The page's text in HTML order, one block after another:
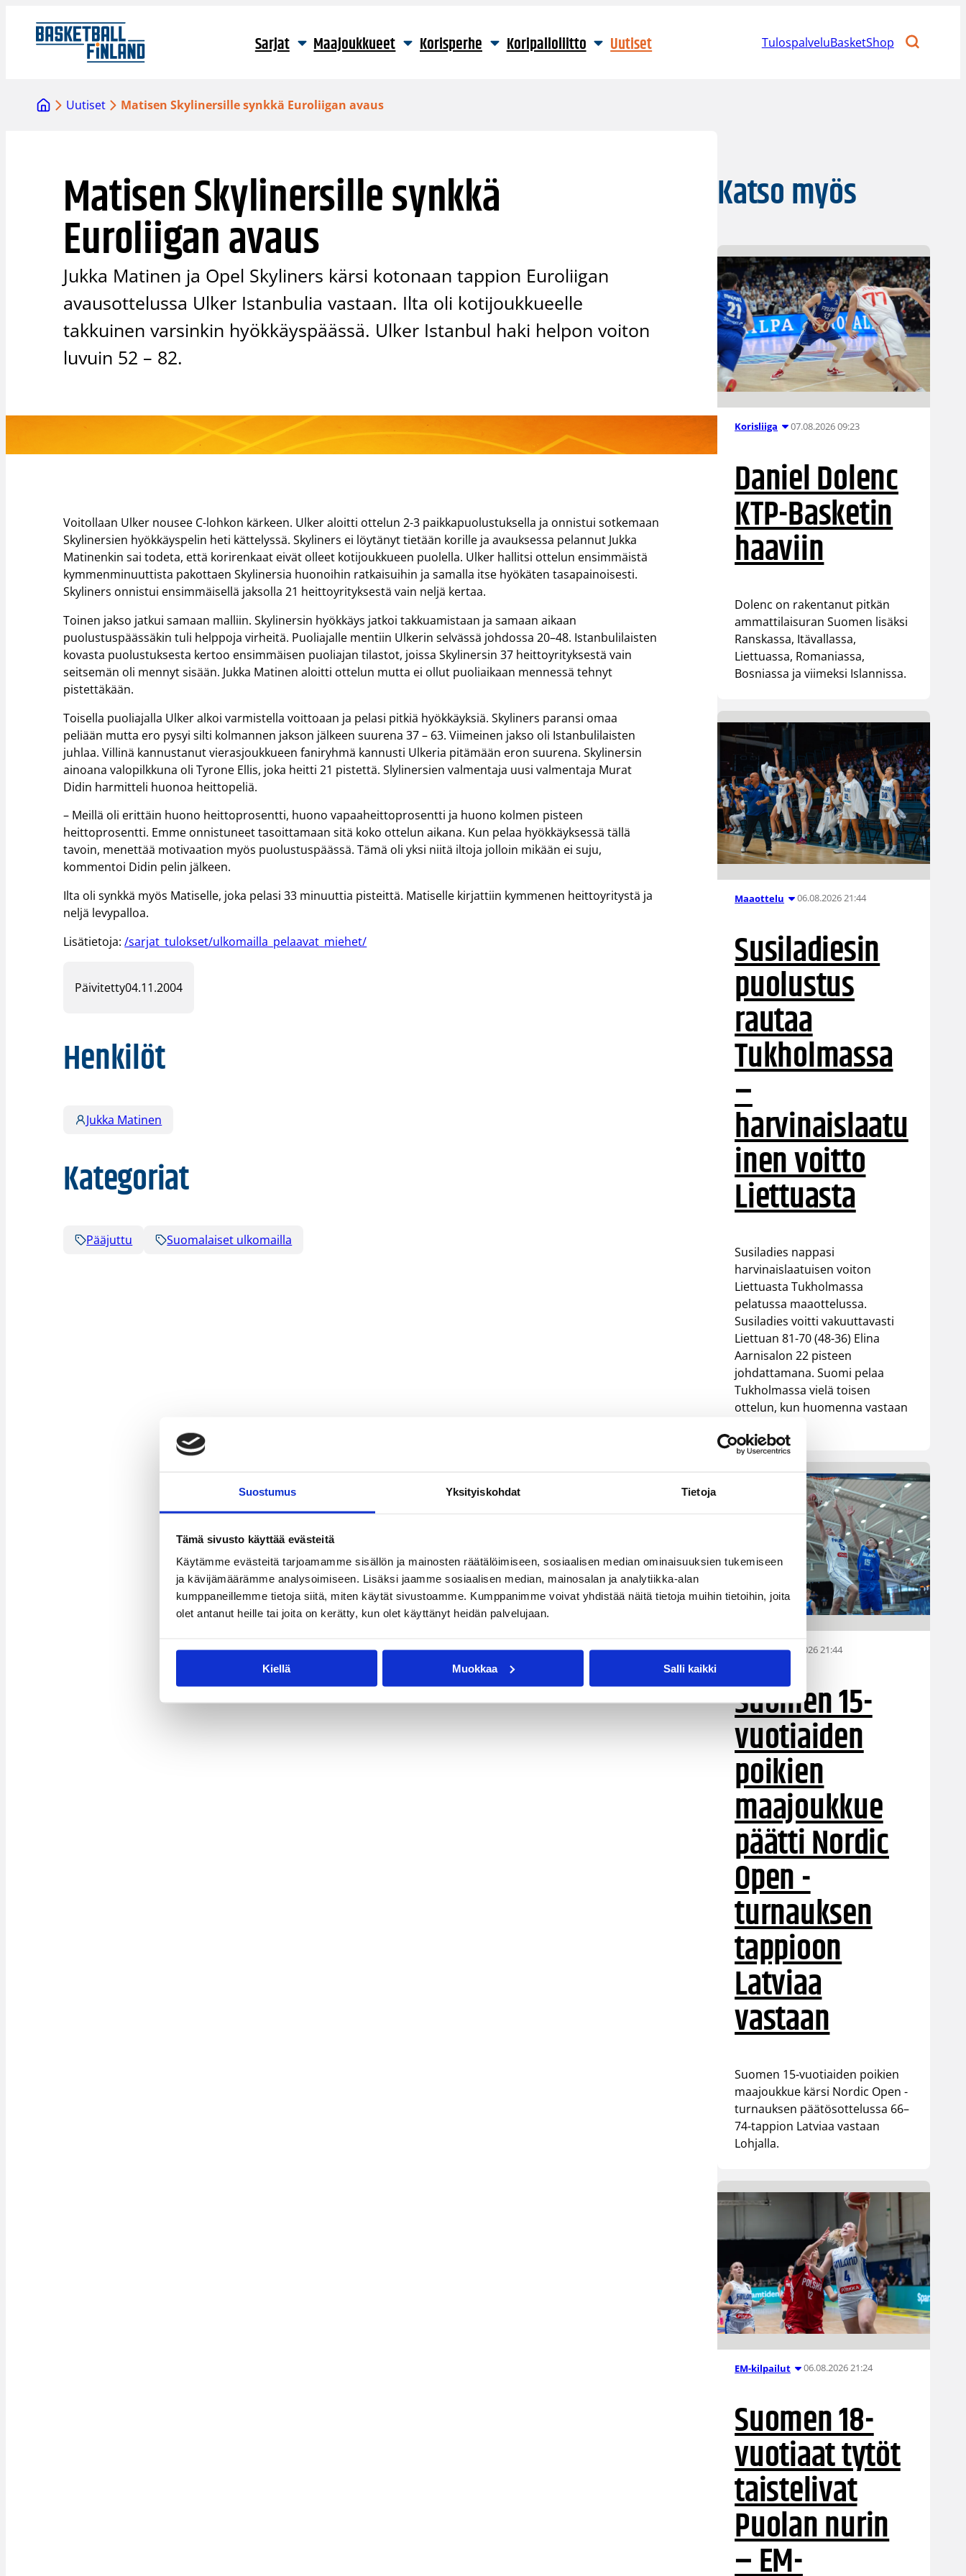
Suostumus Yksityiskohdat Tietoja
Tämä sivusto käyttää evästeitä
Käytämme evästeitä tarjoamamme sisällön ja mainosten räätälöimiseen, sosiaalisen median ominaisuuksien tukemiseen
ja kävijämäärämme analysoimiseen. Lisäksi jaamme sosiaalisen median, mainosalan ja analytiikka-alan
kumppaneillemme tietoja siitä, miten käytät sivustoamme. Kumppanimme voivat yhdistää näitä tietoja muihin tietoihin, joita
olet antanut heille tai joita on kerätty, kun olet käyttänyt heidän palvelujaan.
Kiellä Muokkaa Salli kaikki
sisältöön
Sarjat Maajoukkueet Korisperhe Koripalloliitto Uutiset TulospalveluBasketShop
Uutiset Matisen Skylinersille synkkä Euroliigan avaus
Matisen Skylinersille synkkä
Euroliigan avaus
Jukka Matinen ja Opel Skyliners kärsi kotonaan tappion Euroliigan
avausottelussa Ulker Istanbulia vastaan. Ilta oli kotijoukkueelle
takkuinen varsinkin hyökkäyspäässä. Ulker Istanbul haki helpon voiton
luvuin 52 – 82.
Voitollaan Ulker nousee C-lohkon kärkeen. Ulker aloitti ottelun 2-3 paikkapuolustuksella ja onnistui sotkemaan
Skylinersien hyökkäyspelin heti kättelyssä. Skyliners ei löytänyt tietään korille ja avauksessa pelannut Jukka
Matinenkin sai todeta, että korirenkaat eivät olleet kotijoukkueen puolella. Ulker hallitsi ottelun ensimmäistä
kymmenminuuttista pakottaen Skylinersia huonoihin ratkaisuihin ja samalla itse hyökäten tasapainoisesti.
Skyliners onnistui ensimmäisellä jaksolla 21 heittoyrityksestä vain neljä kertaa.
Toinen jakso jatkui samaan malliin. Skylinersin hyökkäys jatkoi takkuamistaan ja samaan aikaan
puolustuspäässäkin tuli helppoja virheitä. Puoliajalle mentiin Ulkerin selvässä johdossa 20–48. Istanbulilaisten
kovasta puolustuksesta kertoo ensimmäisen puoliajan tilastot, joissa Skylinersin 37 heittoyrityksestä vain
seitsemän oli mennyt sisään. Jukka Matinen aloitti ottelun mutta ei ollut puoliaikaan mennessä tehnyt
pistettäkään.
Toisella puoliajalla Ulker alkoi varmistella voittoaan ja pelasi pitkiä hyökkäyksiä. Skyliners paransi omaa
peliään mutta ero pysyi silti kolmannen jakson jälkeen suurena 37 – 63. Viimeinen jakso oli Istanbulilaisten
juhlaa. Villinä kannustanut vierasjoukkueen faniryhmä kannusti Ulkeria pitämään eron suurena. Skylinersin
ainoana valopilkkuna oli Tyrone Ellis, joka heitti 21 pistettä. Slylinersien valmentaja uusi valmentaja Murat
Didin harmitteli huonoa heittopeliä.
– Meillä oli erittäin huono heittoprosentti, huono vapaaheittoprosentti ja huono kolmen pisteen
heittoprosentti. Emme onnistuneet tasoittamaan sitä koko ottelun aikana. Kun pelaa hyökkäyksessä tällä
tavoin, menettää motivaation myös puolustuspäässä. Tämä oli yksi niitä iltoja jolloin mikään ei suju,
kommentoi Didin pelin jälkeen.
Ilta oli synkkä myös Matiselle, joka pelasi 33 minuuttia pisteittä. Matiselle kirjattiin kymmenen heittoyritystä ja
neljä levypalloa.
Lisätietoja:/sarjat_tulokset/ulkomailla_pelaavat_miehet/
Päivitetty04.11.2004
Henkilöt
Jukka Matinen
Kategoriat
Pääjuttu Suomalaiset ulkomailla
Katso myös
Korisliiga 07.08.2026 09:23
Daniel Dolenc
KTP-Basketin
haaviin
Dolenc on rakentanut pitkän
ammattilaisuran Suomen lisäksi
Ranskassa, Itävallassa,
Liettuassa, Romaniassa,
Bosniassa ja viimeksi Islannissa.
Maaottelu 06.08.2026 21:44
Susiladiesin
puolustus
rautaa
Tukholmassa
–
harvinaislaatu
inen voitto
Liettuasta
Susiladies nappasi
harvinaislaatuisen voiton
Liettuasta Tukholmassa
pelatussa maaottelussa.
Susiladies voitti vakuuttavasti
Liettuan 81-70 (48-36) Elina
Aarnisalon 22 pisteen
johdattamana. Suomi pelaa
Tukholmassa vielä toisen
ottelun, kun huomenna vastaan
MU15 06.08.2026 21:44
Suomen 15-
vuotiaiden
poikien
maajoukkue
päätti Nordic
Open -
turnauksen
tappioon
Latviaa
vastaan
Suomen 15-vuotiaiden poikien
maajoukkue kärsi Nordic Open -
turnauksen päätösottelussa 66–
74-tappion Latviaa vastaan
Lohjalla.
EM-kilpailut 06.08.2026 21:24
Suomen 18-
vuotiaat tytöt
taistelivat
Puolan nurin
– EM-